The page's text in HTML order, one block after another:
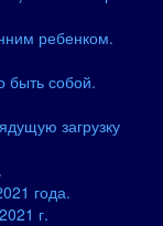
ребенком.
быть собой.
загрузку
года.
г.